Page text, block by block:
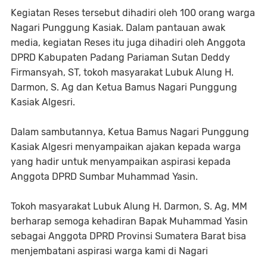
Kegiatan Reses tersebut dihadiri oleh 100 orang warga
Nagari Punggung Kasiak. Dalam pantauan awak
media, kegiatan Reses itu juga dihadiri oleh Anggota
DPRD Kabupaten Padang Pariaman Sutan Deddy
Firmansyah, ST, tokoh masyarakat Lubuk Alung H.
Darmon, S. Ag dan Ketua Bamus Nagari Punggung
Kasiak Algesri.
Dalam sambutannya, Ketua Bamus Nagari Punggung
Kasiak Algesri menyampaikan ajakan kepada warga
yang hadir untuk menyampaikan aspirasi kepada
Anggota DPRD Sumbar Muhammad Yasin.
Tokoh masyarakat Lubuk Alung H. Darmon, S. Ag, MM
berharap semoga kehadiran Bapak Muhammad Yasin
sebagai Anggota DPRD Provinsi Sumatera Barat bisa
menjembatani aspirasi warga kami di Nagari